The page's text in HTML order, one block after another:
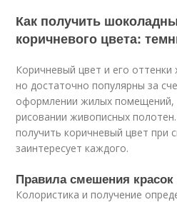
Как получить
коричневого цвета:
Коричневый цвет и его
но достаточно популярны за
оформлении жилых помещений,
рисовании живописных
получить коричневый цвет при
заинтересует каждого.
Правила смешения красок
Колористика и получение